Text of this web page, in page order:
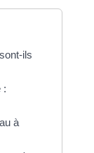
ils
:
à